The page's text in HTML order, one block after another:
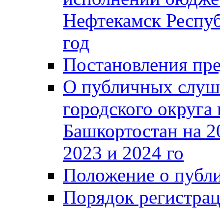
Нефтекамск
год
Постановления
О публичных
городского
Башкортостан на
2023 и 2024 го
Положение о
Порядок